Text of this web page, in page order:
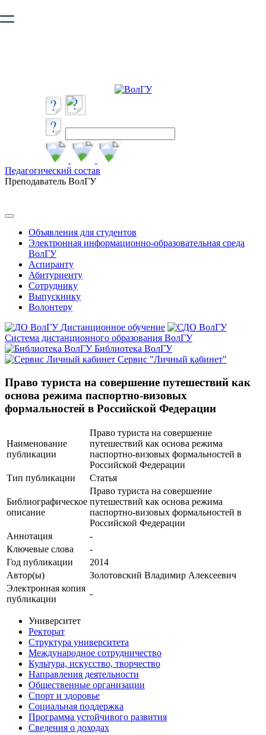
безопасную работу с сайтом. Пожалуйста
Педагогический состав
Преподаватель ВолГУ
Объявления для студентов
Электронная информационно-образовательная среда
ВолГУ
Аспиранту
Абитуриенту
Сотруднику
Выпускнику
Волонтеру
Дистанционное обучение
Система дистанционного образования ВолГУ
Библиотека ВолГУ
Сервис "Личный кабинет"
Право туриста на совершение путешествий как
основа режима паспортно-визовых
формальностей в Российской Федерации
Наименование
публикации
Право туриста на совершение
путешествий как основа режима
паспортно-визовых формальностей в
Российской Федерации
Тип публикации
Статья
Библиографическое
описание
Право туриста на совершение
путешествий как основа режима
паспортно-визовых формальностей в
Российской Федерации
Аннотация
-
Ключевые cлова
-
Год публикации
2014
Автор(ы)
Золотовский Владимир Алексеевич
Электронная копия
публикации
-
Университет
Ректорат
Структура университета
Международное сотрудничество
Культура, искусство, творчество
Направления деятельности
Общественные организации
Спорт и здоровье
Социальная поддержка
Программа устойчивого развития
Сведения о доходах